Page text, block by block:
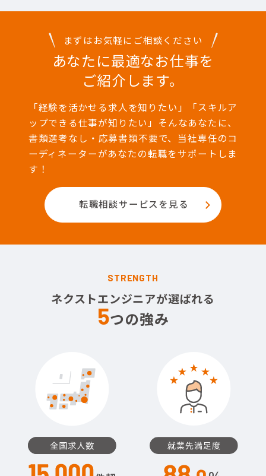
まずはお気軽にご相談ください
あなたに最適なお仕事を
ご紹介します。
「経験を活かせる求人を知りたい」「スキルア
ップできる仕事が知りたい」そんなあなたに、
書類選考なし・応募書類不要で、当社専任のコ
ーディネーターがあなたの転職をサポートしま
す！
転職相談サービスを見る
STRENGTH
ネクストエンジニアが選ばれる
5つの強み